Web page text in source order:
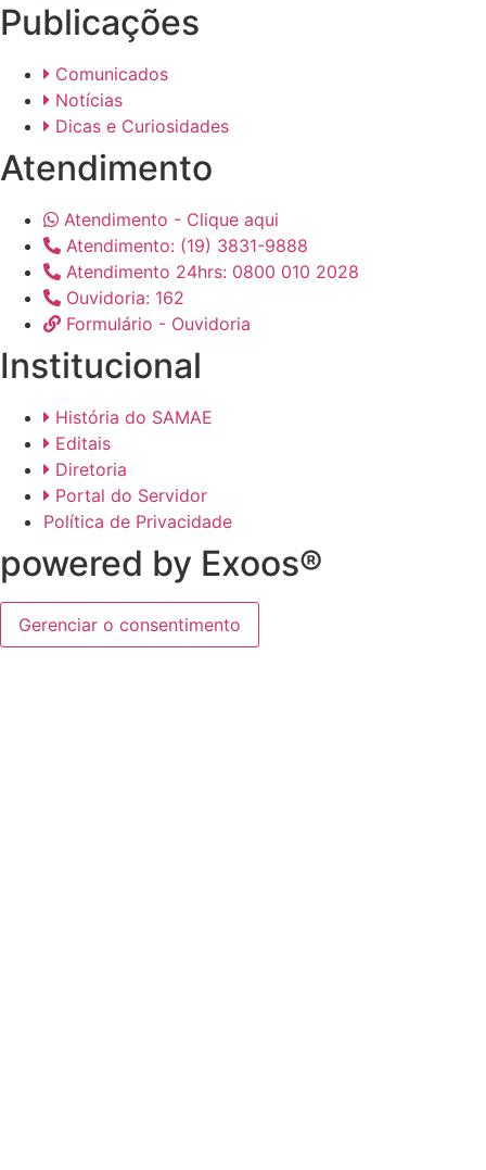
Publicações
Comunicados
Notícias
Dicas e Curiosidades
Atendimento
Atendimento - Clique aqui
Atendimento: (19) 3831-9888
Atendimento 24hrs: 0800 010 2028
Ouvidoria: 162
Formulário - Ouvidoria
Institucional
História do SAMAE
Editais
Diretoria
Portal do Servidor
Política de Privacidade
powered by Exoos®
Gerenciar o consentimento